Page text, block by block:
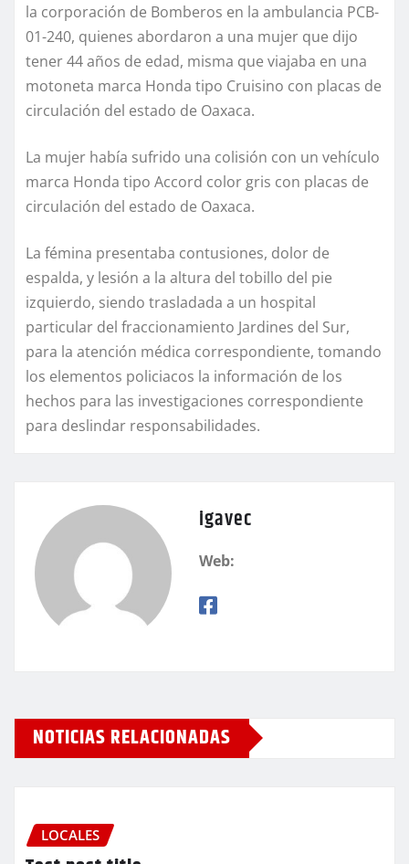
la corporación de Bomberos en la ambulancia PCB-
01-240, quienes abordaron a una mujer que dijo
tener 44 años de edad, misma que viajaba en una
motoneta marca Honda tipo Cruisino con placas de
circulación del estado de Oaxaca.
La mujer había sufrido una colisión con un vehículo
marca Honda tipo Accord color gris con placas de
circulación del estado de Oaxaca.
La fémina presentaba contusiones, dolor de
espalda, y lesión a la altura del tobillo del pie
izquierdo, siendo trasladada a un hospital
particular del fraccionamiento Jardines del Sur,
para la atención médica correspondiente, tomando
los elementos policiacos la información de los
hechos para las investigaciones correspondiente
para deslindar responsabilidades.
igavec
Web:
NOTICIAS RELACIONADAS
LOCALES